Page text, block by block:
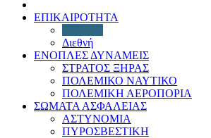
ΕΠΙΚΑΙΡΟΤΗΤΑ
Διεθνή
ΕΝΟΠΛΕΣ ΔΥΝΑΜΕΙΣ
ΣΤΡΑΤΟΣ ΞΗΡΑΣ
ΠΟΛΕΜΙΚΟ ΝΑΥΤΙΚΟ
ΠΟΛΕΜΙΚΗ ΑΕΡΟΠΟΡΙΑ
ΣΩΜΑΤΑ ΑΣΦΑΛΕΙΑΣ
ΑΣΤΥΝΟΜΙΑ
ΠΥΡΟΣΒΕΣΤΙΚΗ